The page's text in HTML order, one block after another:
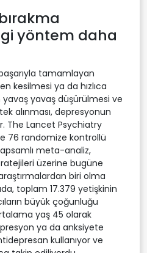
yöntem daha
tamamlayan
kesilmesi ya da hızlıca
yavaş yavaş düşürülmesi ve
alınması, depresyonun
The Lancet Psychiatry
76 randomize kontrollü
meta-analiz,
üzerine bugüne
biri olma
toplam 17.379 yetişkinin
büyük çoğunluğu
yaş 45 olarak
ya da anksiyete
kullanıyor ve